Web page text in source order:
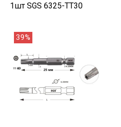
1шт SGS 6325-TT30
39%